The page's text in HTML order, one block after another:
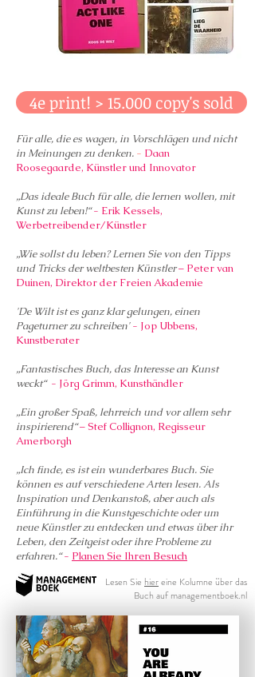
4e print! > 15.000 copy's sold
Für alle, die es wagen, in Vorschlägen und nicht
in Meinungen zu denken. - Daan
Roosegaarde, Künstler und Innovator
„Das ideale Buch für alle, die lernen wollen, mit
Kunst zu leben!“ - Erik Kessels,
Werbetreibender/Künstler
„Wie sollst du leben? Lernen Sie von den Tipps
und Tricks der weltbesten Künstler– Peter van
Duinen, Direktor der Freien Akademie
'De Wilt ist es ganz klar gelungen, einen
Pageturner zu schreiben' - Jop Ubbens,
Kunstberater
„Fantastisches Buch, das Interesse an Kunst
weckt“ - Jörg Grimm, Kunsthändler
„Ein großer Spaß, lehrreich und vor allem sehr
inspirierend“– Stef Collignon, Regisseur
Amerborgh
„Ich finde, es ist ein wunderbares Buch. Sie
können es auf verschiedene Arten lesen. Als
Inspiration und Denkanstoß, aber auch als
Einführung in die Kunstgeschichte oder um
neue Künstler zu entdecken und etwas über ihr
Leben, den Zeitgeist oder ihre Probleme zu
erfahren.“ - Planen Sie Ihren Besuch
Lesen Sie hiereine Kolumne über das
Buch auf managementboek.nl